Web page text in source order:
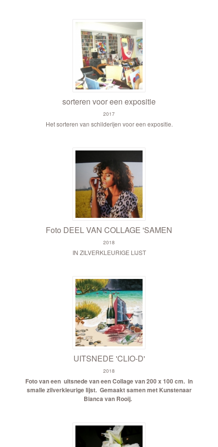
sorteren voor een expositie
2017
Het sorteren van schilderijen voor een expositie.
Foto DEEL VAN COLLAGE 'SAMEN
2018
IN ZILVERKLEURIGE LIJST
UITSNEDE 'CLIO-D'
2018
Foto van een uitsnede van een Collage van 200 x 100 cm. in
smalle zilverkleurige lijst. Gemaakt samen met Kunstenaar
Bianca van Rooij.